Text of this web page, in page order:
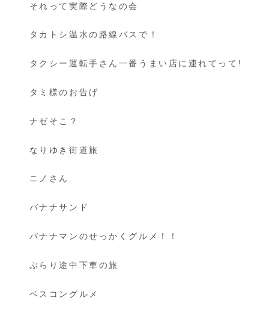
それって実際どうなの会
タカトシ温水の路線バスで！
タクシー運転手さん一番うまい店に連れてって!
タミ様のお告げ
ナゼそこ？
なりゆき街道旅
ニノさん
バナナサンド
バナナマンのせっかくグルメ！！
ぶらり途中下車の旅
ベスコングルメ